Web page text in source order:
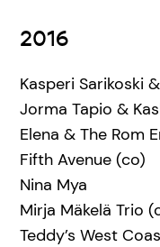
2016
Kasperi Sarikoski
Jorma Tapio &
Elena & The Rom
Fifth Avenue (co)
Nina Mya
Mirja Mäkelä Trio
Teddy’s West